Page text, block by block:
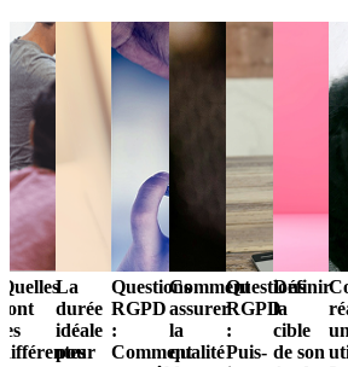
Quelles
sont
les
différentes
La
durée
idéale
pour
Questions
RGPD
:
Comment
Comment
assurer
la
qualité
Questions
RGPD
:
Puis-
Définir
la
cible
de son